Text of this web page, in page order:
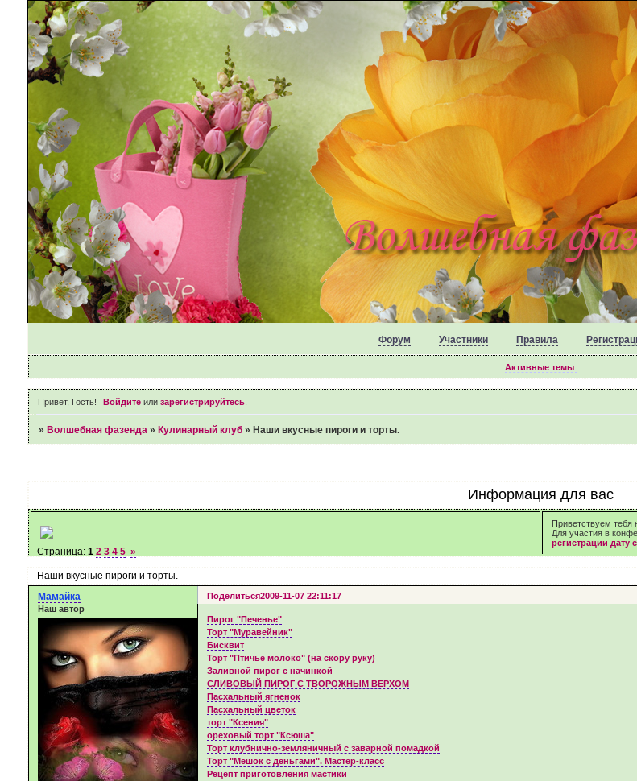
Форум Участники Правила
Активные темы
Привет, Гость! Войдите илизарегистрируйтесь
» Волшебная фазенда » Кулинарный клуб » Наши вкусные пироги и торты.
Информация для вас
Приветствуем тебя
Для участия в
регистрации
Наши вкусные пироги и торты.
Страница: 1 2 3 4 5 »
Поделиться2009-11-07 22:11:17
Мамайка
Наш автор
Пирог "Печенье"
Торт "Муравейник"
Бисквит
Торт "Птичье молоко" (на скору руку)
Заливной пирог с начинкой
СЛИВОВЫЙ ПИРОГ С ТВОРОЖНЫМ ВЕРХОМ
Пасхальный ягненок
Пасхальный цветок
торт "Ксения"
ореховый торт "Ксюша"
Торт клубнично-земляничный с заварной помадкой
Торт "Мешок с деньгами". Мастер-класс
Рецепт приготовления мастики